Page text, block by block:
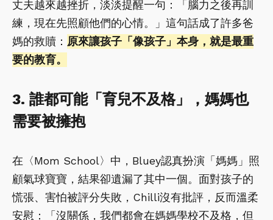
丈夫越來越挫折，淡淡提醒一句：「腦力之後再訓
練，現在先照顧他們的心情。」這句話成了許多爸
媽的救贖： 原來讓孩子「像孩子」本身，就是最重
要的教育。
3. 誰都可能「育兒不及格」，媽媽也
需要被擁抱
在〈Mom School〉中，Bluey認真扮演「媽媽」照
顧氣球寶寶，結果卻遺漏了其中一個。面對孩子的
慌張、害怕被評分失敗，Chilli沒有批評，反而溫柔
安慰：「沒關係，我們都會在媽媽學校不及格，但